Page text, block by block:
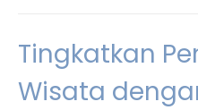
Tingkatkan
Wisata